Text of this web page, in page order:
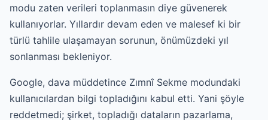
modu zaten verileri toplanmasın diye güvenerek
kullanıyorlar. Yıllardır devam eden ve malesef ki bir
türlü tahlile ulaşamayan sorunun, önümüzdeki yıl
sonlanması bekleniyor.
Google, dava müddetince Zımnî Sekme modundaki
kullanıcılardan bilgi topladığını kabul etti. Yani şöyle
reddetmedi; şirket, topladığı dataların pazarlama,